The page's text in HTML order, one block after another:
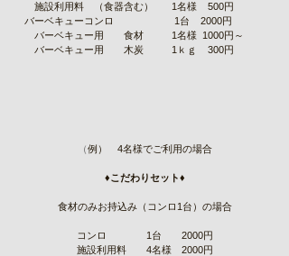
施設利用料 （食器含む）
バーベキューコンロ
バーベキュー用 食材
バーベキュー用 木炭
1名様 500円
1台 2000円
1名様 1000円～
1ｋｇ 300円
（例） 4名様でご利用の場合
♦こだわりセット♦
食材のみお持込み（コンロ1台）の場合
コンロ 1台 2000円
施設利用料 4名様 2000円